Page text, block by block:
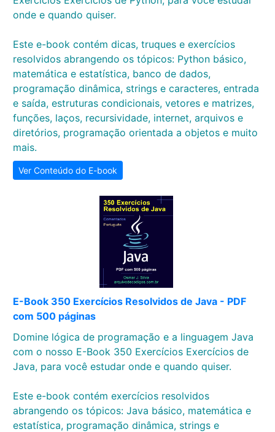
onde e quando quiser.
Este e-book contém dicas, truques e exercícios
resolvidos abrangendo os tópicos: Python básico,
matemática e estatística, banco de dados,
programação dinâmica, strings e caracteres, entrada
e saída, estruturas condicionais, vetores e matrizes,
funções, laços, recursividade, internet, arquivos e
diretórios, programação orientada a objetos e muito
mais.
Ver Conteúdo do E-book
E-Book 350 Exercícios Resolvidos de Java - PDF
com 500 páginas
Domine lógica de programação e a linguagem Java
com o nosso E-Book 350 Exercícios Exercícios de
Java, para você estudar onde e quando quiser.
Este e-book contém exercícios resolvidos
abrangendo os tópicos: Java básico, matemática e
estatística, programação dinâmica, strings e